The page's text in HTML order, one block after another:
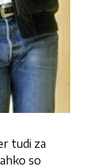
tudi za
so